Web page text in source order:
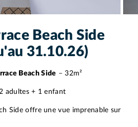
Beach Side
31.10.26)
Beach Side – 32m²
adultes + 1 enfant
Side offre une vue imprenable sur